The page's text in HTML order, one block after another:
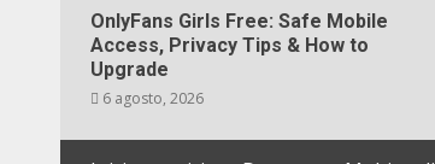
OnlyFans Girls Free: Safe Mobile
Access, Privacy Tips & How to
Upgrade
6 agosto, 2026